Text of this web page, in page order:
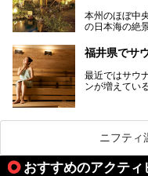
本州のほぼ中
の日本海の絶
る海産物、越
す。
2024年春の北
首都圏からも
福井県でおす
福井県でサ
最近ではサウ
ンが増えてい
チームサウナ
こだわりを持
ススメ温泉・
ニフティ
おすすめのアクティ